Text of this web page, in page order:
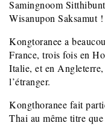
Samingnoom
Wisanupon Saksamut !
Kongtoranee a
France, trois fois en
Italie, et en Angleterre,
l’étranger.
Kongthoranee fait
Thai au même titre